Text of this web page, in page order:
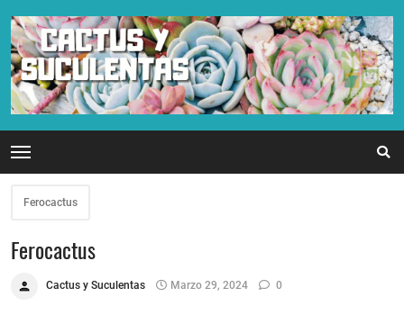
Ferocactus
Ferocactus
Cactus y Suculentas Marzo 29, 2024 0